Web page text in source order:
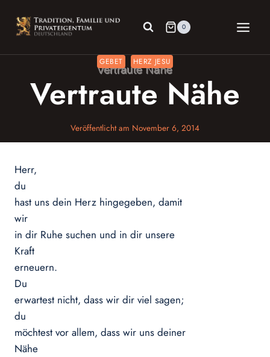
Inhalt
springen
0
GEBET HERZ JESU
Vertraute Nähe
Veröffentlicht am November 6, 2014
Herr,
du
hast uns dein Herz hingegeben, damit
wir
in dir Ruhe suchen und in dir unsere
Kraft
erneuern.
Du
erwartest nicht, dass wir dir viel sagen;
du
möchtest vor allem, dass wir uns deiner
Nähe